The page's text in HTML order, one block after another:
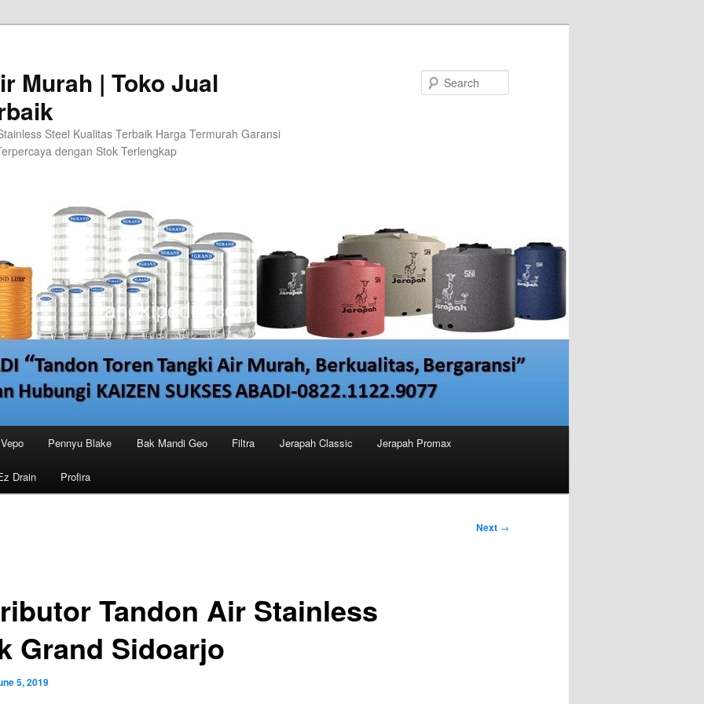
Murah | Toko Jual
Steel Kualitas Terbaik Harga Termurah Garansi
dengan Stok Terlengkap
Vepo Pennyu Blake Bak Mandi Geo Filtra Jerapah Classic Jerapah Promax
Drain Profira
Next →
Tandon Air Stainless
Grand Sidoarjo
5, 2019